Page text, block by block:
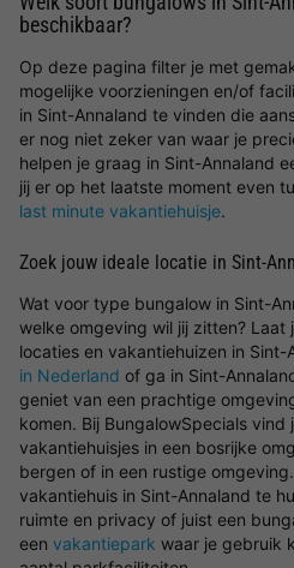
beschikbaar?
Op deze pagina filter je met
mogelijke voorzieningen en/of
in Sint-Annaland te vinden die
er nog niet zeker van waar je
helpen je graag in Sint-Annaland
jij er op het laatste moment even
last minute vakantiehuisje.
Zoek jouw ideale locatie in Sint-
Wat voor type bungalow in Sint-
welke omgeving wil jij zitten? Laat
locaties en vakantiehuizen in Sint-
in Nederland of ga in Sint-
geniet van een prachtige
komen. Bij BungalowSpecials
vakantiehuisjes in een bosrijke
bergen of in een rustige
vakantiehuis in Sint-Annaland te
ruimte en privacy of juist een
een vakantiepark waar je gebruik